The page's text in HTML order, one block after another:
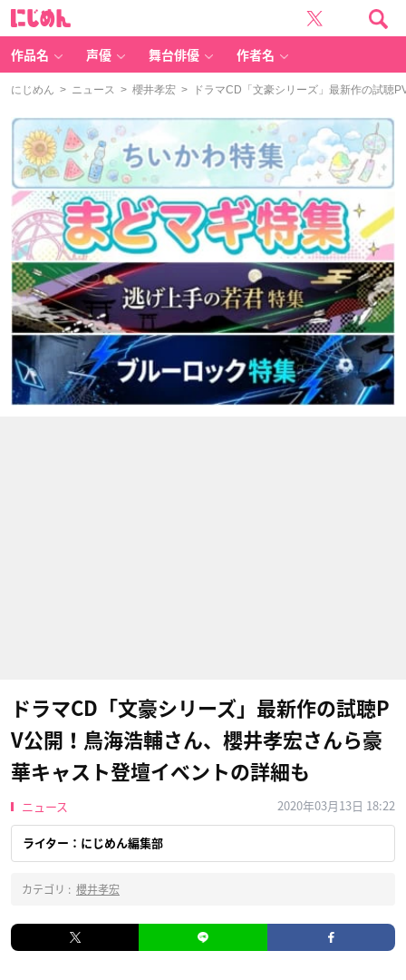
作品名 声優 舞台俳優 作者名
にじめん > ニュース > 櫻井孝宏 > ドラマCD「文豪シリーズ」最新作の試聴
ドラマCD「文豪シリーズ」最新作の試聴P
V公開！鳥海浩輔さん、櫻井孝宏さんら豪
華キャスト登壇イベントの詳細も
ニュース 2020年03月13日 18:22
ライター：にじめん編集部
カテゴリ : 櫻井孝宏